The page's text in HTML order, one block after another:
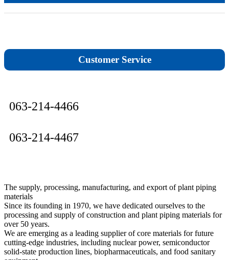
CPVC
테프론
비석면
탑씰
물홈통/난간대/대문/축사
Customer Service
063-214-4466
063-214-4467
The supply, processing, manufacturing, and export of plant piping
materials
Since its founding in 1970, we have dedicated ourselves to the
processing and supply of construction and plant piping materials for
over 50 years.
We are emerging as a leading supplier of core materials for future
cutting-edge industries, including nuclear power, semiconductor
solid-state production lines, biopharmaceuticals, and food sanitary